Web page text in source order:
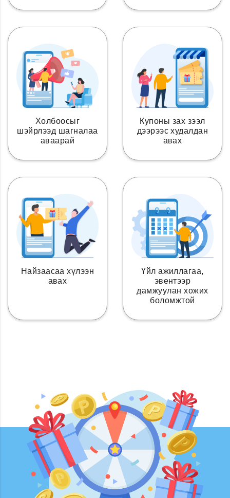
Холбоосыг
шэйрлээд шагналаа
аваарай
Купоны зах зээл
дээрээс худалдан
авах
Найзаасаа хүлээн
авах
Үйл ажиллагаа,
эвентээр
дамжуулан хожих
боломжтой